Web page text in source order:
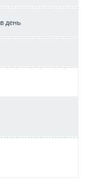
в день